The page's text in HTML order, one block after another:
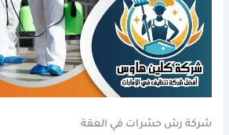
شركة رش حشرات في العقة